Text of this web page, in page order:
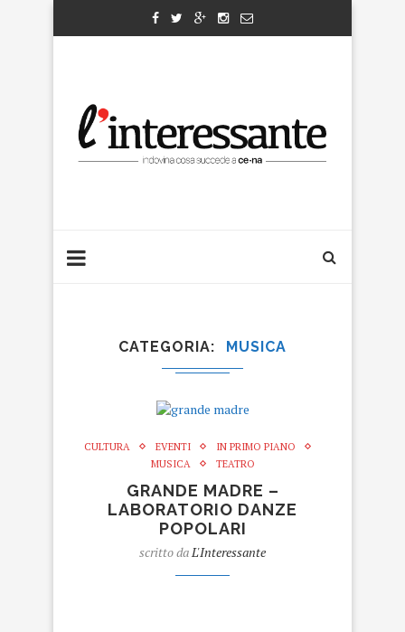
CATEGORIA MUSICA
CULTURA EVENTI
IN PRIMO PIANO
MUSICA
TEATRO
GRANDE MADRE –
LABORATORIO DANZE
POPOLARI
scritto da L'Interessante